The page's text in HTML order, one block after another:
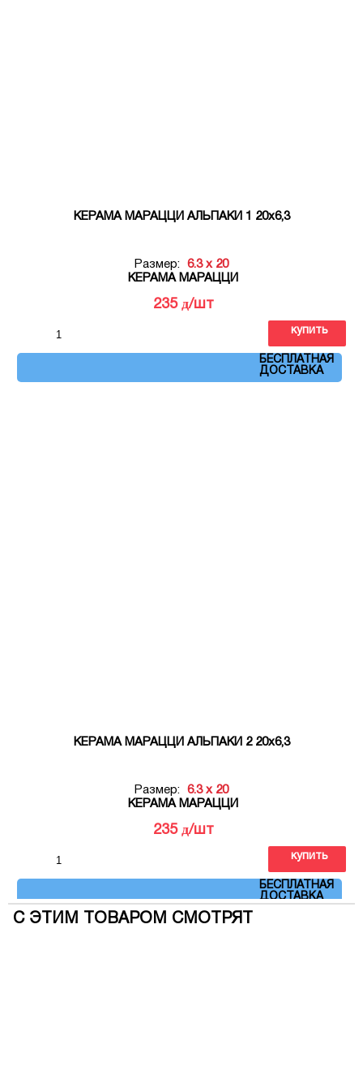
КЕРАМА МАРАЦЦИ АЛЬПАКИ 1 20х6,3
Размер:
6.3 x 20
КЕРАМА МАРАЦЦИ
235 д/шт
БЕСПЛАТНАЯ
ДОСТАВКА
купить
КЕРАМА МАРАЦЦИ АЛЬПАКИ 2 20х6,3
Размер:
6.3 x 20
КЕРАМА МАРАЦЦИ
235 д/шт
БЕСПЛАТНАЯ
ДОСТАВКА
купить
С ЭТИМ ТОВАРОМ СМОТРЯТ